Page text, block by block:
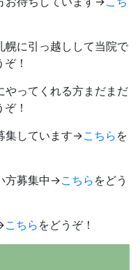
幌に引っ越しして当院で
！
やってくれる方まだまだ
！
集しています→こちら を
方募集中→こちら をどう
こちら をどうぞ！